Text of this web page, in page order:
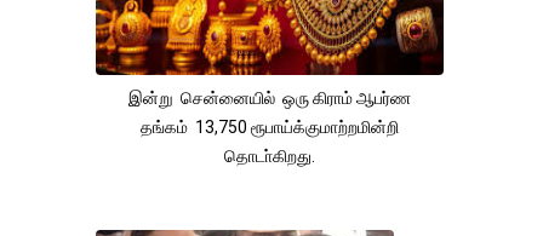
இன்று சென்னையில் ஒரு கிராம் ஆபர்ண
தங்கம் 13,750 ரூபாய்க்குமாற்றமின்றி
தொடா்கிறது.